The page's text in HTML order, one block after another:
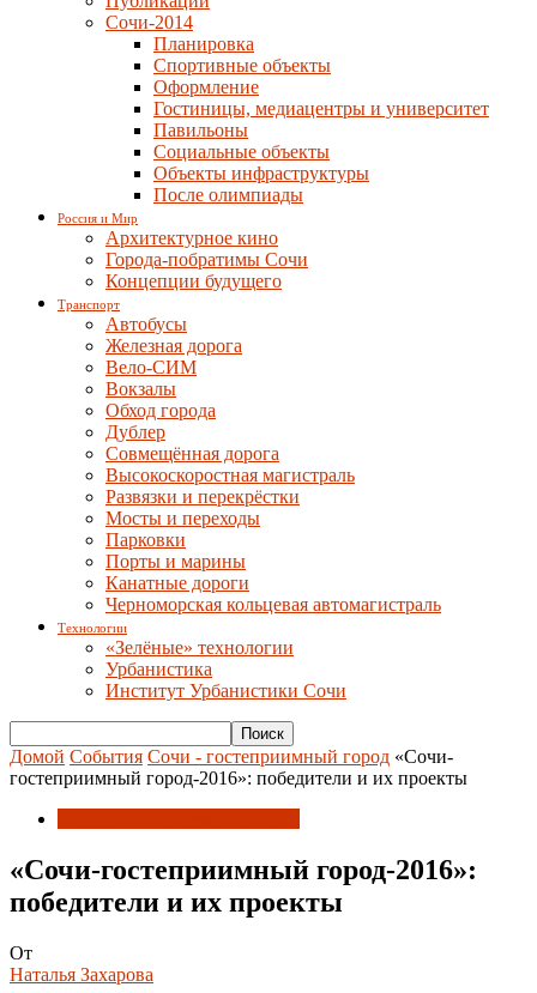
Сочи-2014
Планировка
Спортивные объекты
Оформление
Гостиницы, медиацентры и университет
Павильоны
Социальные объекты
Объекты инфраструктуры
После олимпиады
Россия и Мир
Архитектурное кино
Города-побратимы Сочи
Концепции будущего
Транспорт
Автобусы
Железная дорога
Вело-СИМ
Вокзалы
Обход города
Дублер
Совмещённая дорога
Высокоскоростная магистраль
Развязки и перекрёстки
Мосты и переходы
Парковки
Порты и марины
Канатные дороги
Черноморская кольцевая автомагистраль
Технологии
«Зелёные» технологии
Урбанистика
Институт Урбанистики Сочи
Домой События Сочи - гостеприимный город «Сочи-
гостеприимный город-2016»: победители и их проекты
«Сочи-гостеприимный город-2016»:
победители и их проекты
От
Наталья Захарова